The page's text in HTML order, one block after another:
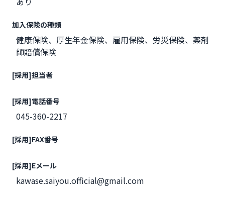
加入保険の種類
健康保険、厚生年金保険、雇用保険、労災保険、薬剤
師賠償保険
[採用]担当者
[採用]電話番号
045-360-2217
[採用]FAX番号
[採用]Eメール
kawase.saiyou.official@gmail.com